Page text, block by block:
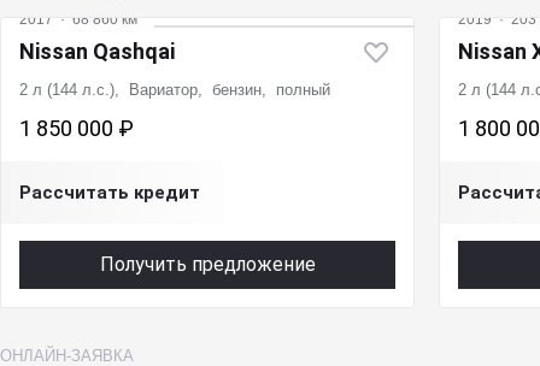
2017 · 68 860 км
Nissan Qashqai
2 л (144 л.с.), Вариатор, бензин, полный
1 850 000 ₽
Рассчитать кредит
Получить предложение
2019 · 203
Nissan
2 л (144
1 800
ОНЛАЙН-ЗАЯВКА